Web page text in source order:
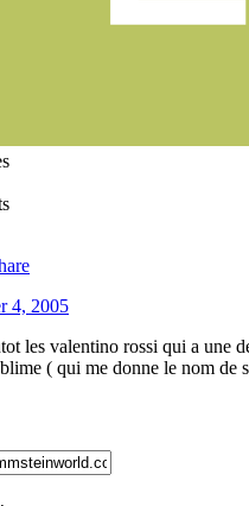
4, 2005
les valentino rossi qui a une
( qui me donne le nom de